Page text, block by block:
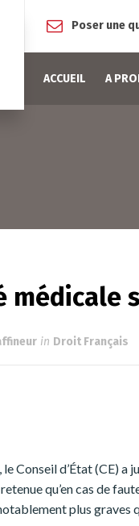
Poser une
ACCUEIL A
médicale
in Droit Français
Conseil d’État (CE)
qu’en cas de
plus graves